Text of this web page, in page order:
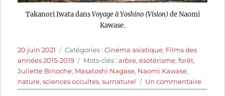
Takanori Iwata dansVoyage à Yoshino (Vision)de Naomi
Kawase.
Publié
le
20 juin 2021 Catégories
Catégories :Cinéma asiatique, Films des
années 2015-2019
Étiquettes
Mots-clés :arbre,ésotérisme,forêt,
Juliette Binoche, Masatoshi Nagase, Naomi Kawase,
nature,sciences occultes,surnaturel Un commentairesur
Voyage